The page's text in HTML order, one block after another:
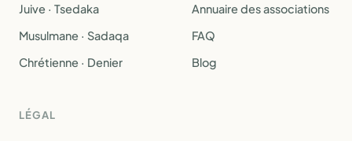
Juive · Tsedaka
Musulmane · Sadaqa
Chrétienne · Denier
Annuaire des associations
FAQ
Blog
LÉGAL